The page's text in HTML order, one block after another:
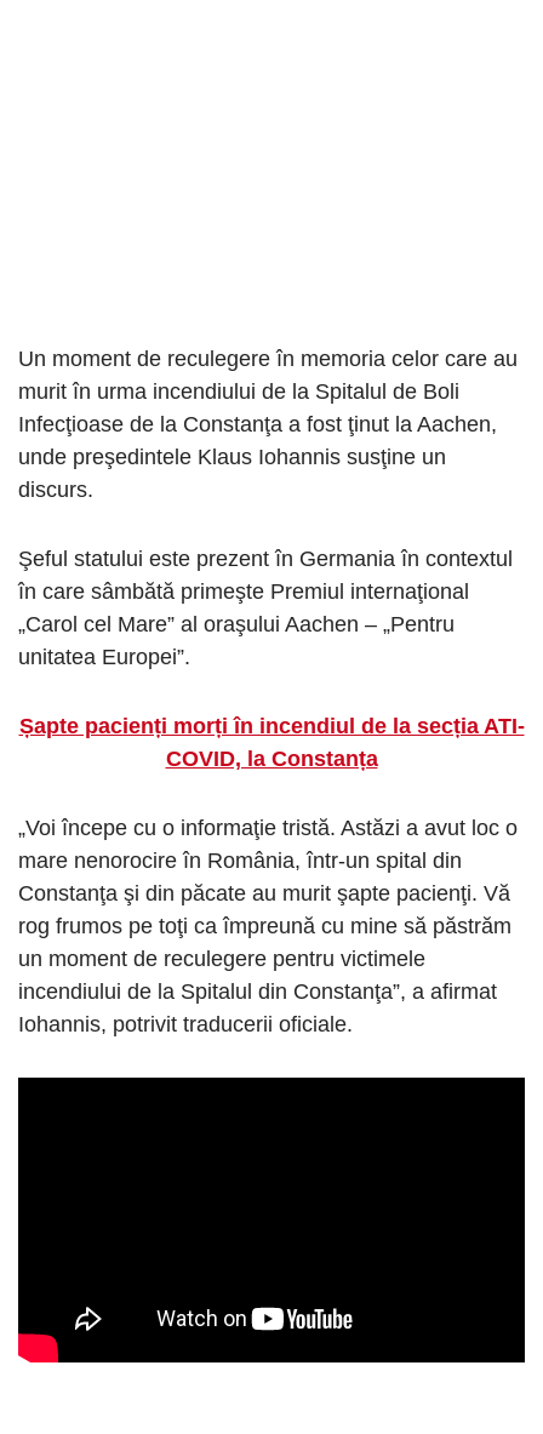
Un moment de reculegere în memoria celor care au
murit în urma incendiului de la Spitalul de Boli
Infecţioase de la Constanţa a fost ţinut la Aachen,
unde preşedintele Klaus Iohannis susţine un
discurs.
Şeful statului este prezent în Germania în contextul
în care sâmbătă primeşte Premiul internaţional
„Carol cel Mare” al oraşului Aachen – „Pentru
unitatea Europei”.
Șapte pacienți morți în incendiul de la secția ATI-
COVID, la Constanța
„Voi începe cu o informaţie tristă. Astăzi a avut loc o
mare nenorocire în România, într-un spital din
Constanţa şi din păcate au murit şapte pacienţi. Vă
rog frumos pe toţi ca împreună cu mine să păstrăm
un moment de reculegere pentru victimele
incendiului de la Spitalul din Constanţa”, a afirmat
Iohannis, potrivit traducerii oficiale.